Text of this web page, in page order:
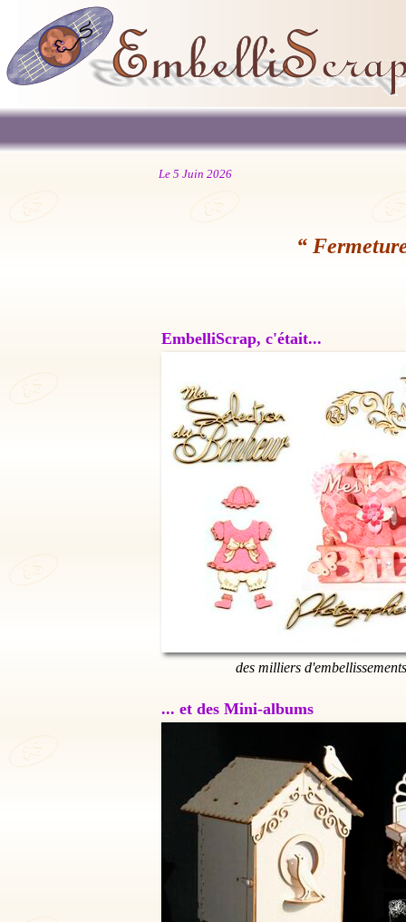
Le 5 Juin 2026
“
EmbelliScrap, c'était...
des milliers
... et des Mini-albums